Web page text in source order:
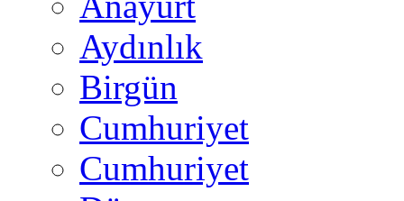
Aydınlık
Birgün
Cumhuriyet
Cumhuriyet